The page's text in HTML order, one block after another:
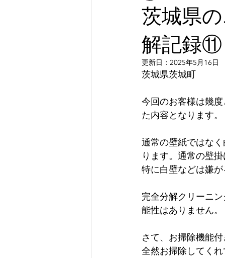
茨城県
解記録⑪
更新日： 2025年5月16日
茨城県茨城町
今回のお客様は幾
た内容となります。
通常の壁紙ではな
ります。通常の壁
特に白壁などは嫌
完全分解クリーニ
能性はありません。
さて、お掃除機能
全然お掃除してく